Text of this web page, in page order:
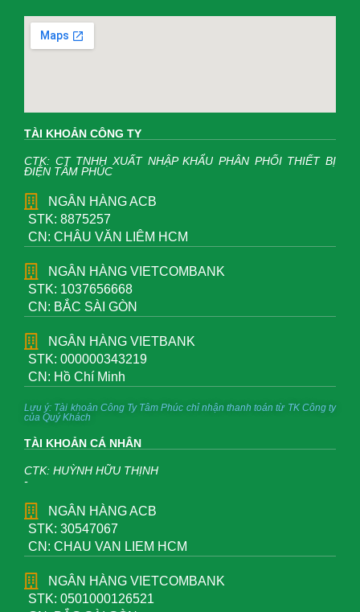
TÀI KHOẢN CÔNG TY
CTK: CT TNHH XUẤT NHẬP KHẨU PHÂN PHỐI THIẾT BỊ
ĐIỆN TÂM PHÚC
NGÂN HÀNG ACB
STK: 8875257
CN: CHÂU VĂN LIÊM HCM
NGÂN HÀNG VIETCOMBANK
STK: 1037656668
CN: BẮC SÀI GÒN
NGÂN HÀNG VIETBANK
STK: 000000343219
CN: Hồ Chí Minh
Lưu ý: Tài khoản Công Ty Tâm Phúc chỉ nhận thanh toán từ TK Công ty
của Quý Khách
TÀI KHOẢN CÁ NHÂN
CTK: HUỲNH HỮU THỊNH
-
NGÂN HÀNG ACB
STK: 30547067
CN: CHAU VAN LIEM HCM
NGÂN HÀNG VIETCOMBANK
STK: 0501000126521